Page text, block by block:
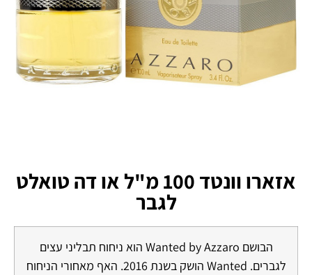
אזארו וונטד 100 מ"ל או דה טואלט
לגבר
הבושם Wanted by Azzaro הוא ניחוח תבליני עצים
לגברים. Wanted הושק בשנת 2016. האף מאחורי הניחוח